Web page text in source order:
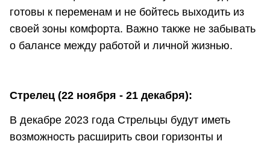
готовы к переменам и не бойтесь выходить из
своей зоны комфорта. Важно также не забывать
о балансе между работой и личной жизнью.
Стрелец (22 ноября - 21 декабря):
В декабре 2023 года Стрельцы будут иметь
возможность расширить свои горизонты и